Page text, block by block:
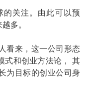
关注。由此可以预
多。
来，这一公司形态
式和创业方法论， 其
为目标的创业公司身